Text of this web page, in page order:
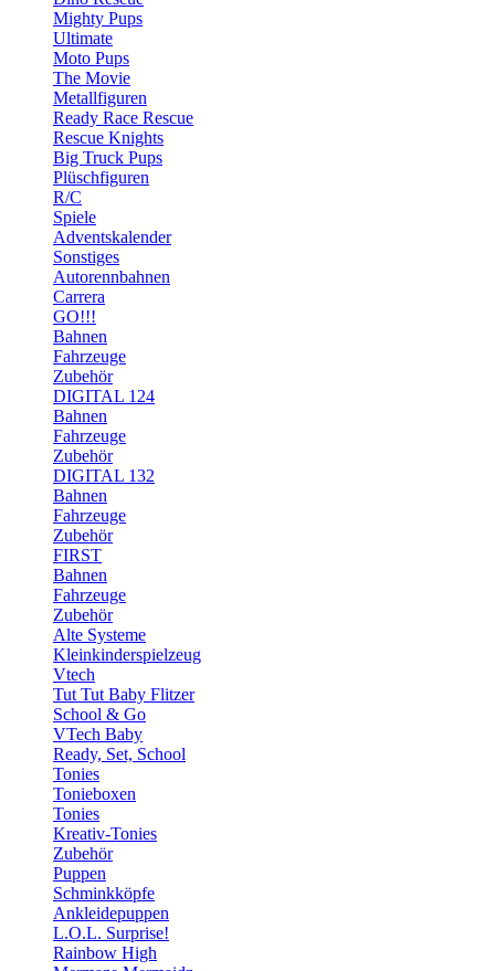
Mighty Pups
Ultimate
Moto Pups
The Movie
Metallfiguren
Ready Race Rescue
Rescue Knights
Big Truck Pups
Plüschfiguren
R/C
Spiele
Adventskalender
Sonstiges
Autorennbahnen
Carrera
GO!!!
Bahnen
Fahrzeuge
Zubehör
DIGITAL 124
Bahnen
Fahrzeuge
Zubehör
DIGITAL 132
Bahnen
Fahrzeuge
Zubehör
FIRST
Bahnen
Fahrzeuge
Zubehör
Alte Systeme
Kleinkinderspielzeug
Vtech
Tut Tut Baby Flitzer
School & Go
VTech Baby
Ready, Set, School
Tonies
Tonieboxen
Tonies
Kreativ-Tonies
Zubehör
Puppen
Schminkköpfe
Ankleidepuppen
L.O.L. Surprise!
Rainbow High